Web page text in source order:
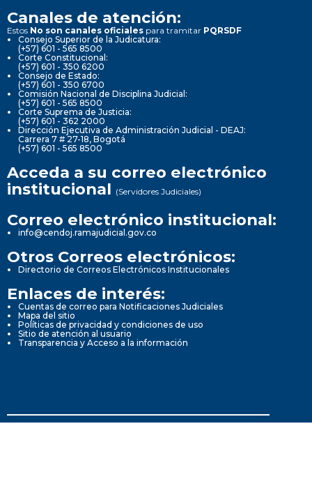
Canales de atención:
Estos No son canales oficiales para tramitar PQRSDF
Consejo Superior de la Judicatura:
(+57) 601 - 565 8500
Corte Constitucional:
(+57) 601 - 350 6200
Consejo de Estado:
(+57) 601 - 350 6700
Comisión Nacional de Disciplina Judicial:
(+57) 601 - 565 8500
Corte Suprema de Justicia:
(+57) 601 - 362 2000
Dirección Ejecutiva de Administración Judicial - DEAJ:
Carrera 7 # 27-18, Bogotá
(+57) 601 - 565 8500
Acceda a su correo electrónico
institucional (Servidores Judiciales)
Correo electrónico institucional:
info@cendoj.ramajudicial.gov.co
Otros Correos electrónicos:
Directorio de Correos Electrónicos Institucionales
Enlaces de interés:
Cuentas de correo para Notificaciones Judiciales
Mapa del sitio
Políticas de privacidad y condiciones de uso
Sitio de atención al usuario
Transparencia y Acceso a la información